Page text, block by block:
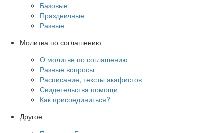
Базовые
Праздничные
Разные
Молитва по соглашению
О молитве по соглашению
Разные вопросы
Расписание, тексты акафистов
Свидетельства помощи
Как присоединиться?
Другое